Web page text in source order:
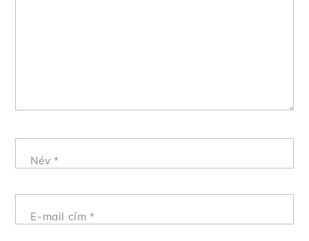
Név *
E-mail cím*